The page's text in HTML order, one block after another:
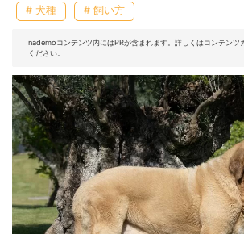
# 犬種 # 飼い方
nademoコンテンツ内にはPRが含まれます。詳しくはコンテンツ
ください。